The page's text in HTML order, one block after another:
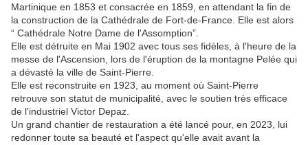
Martinique en 1853 et consacrée en 1859, en attendant la fin de
la construction de la Cathédrale de Fort-de-France. Elle est alors
“ Cathédrale Notre Dame de l'Assomption”.
Elle est détruite en Mai 1902 avec tous ses fidèles, à l'heure de la
messe de l'Ascension, lors de l'éruption de la montagne Pelée qui
a dévasté la ville de Saint-Pierre.
Elle est reconstruite en 1923, au moment où Saint-Pierre
retrouve son statut de municipalité, avec le soutien très efficace
de l'industriel Victor Depaz.
Un grand chantier de restauration a été lancé pour, en 2023, lui
redonner toute sa beauté et l'aspect qu'elle avait avant la